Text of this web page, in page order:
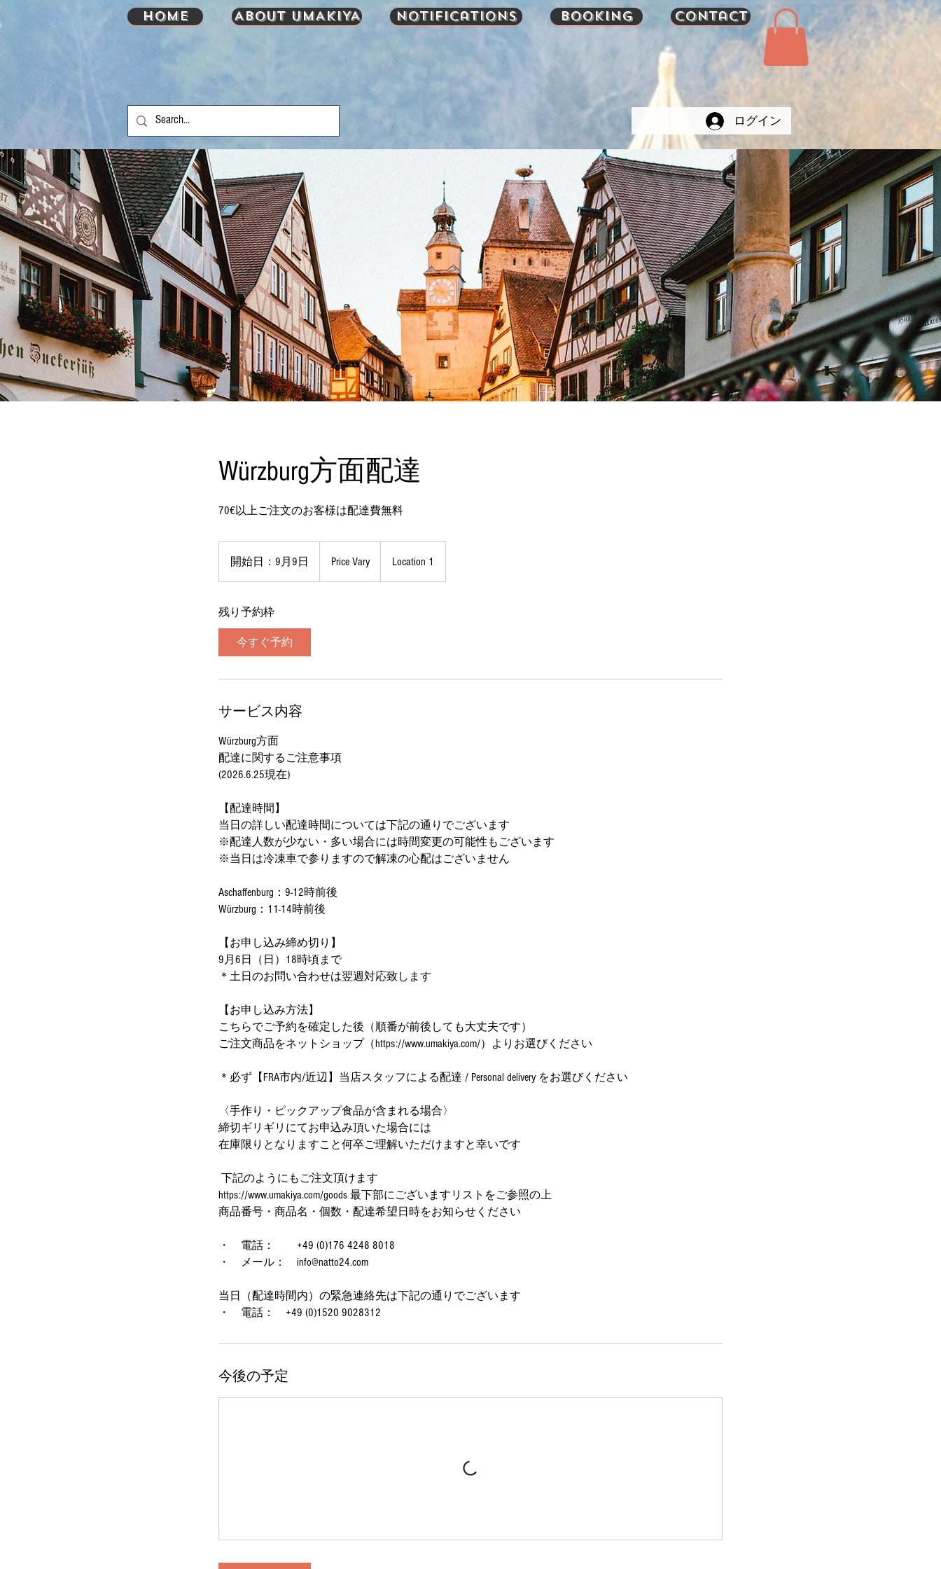
ログイン
Würzburg方面配達
70€以上ご注文のお客様は配達費無料
開始日：9月9日
始
9
日
Price Vary Location 1
残り予約枠
今すぐ予約
サービス内容
Würzburg方面
配達に関するご注意事項
(2026.6.25現在)
【配達時間】
当日の詳しい配達時間については下記の通りでございます
※配達人数が少ない・多い場合には時間変更の可能性もございます
※当日は冷凍車で参りますので解凍の心配はございません
Aschaffenburg：9-12時前後
Würzburg：11-14時前後
【お申し込み締め切り】
9月6日（日）18時頃まで
＊土日のお問い合わせは翌週対応致します
【お申し込み方法】
こちらでご予約を確定した後（順番が前後しても大丈夫です）
ご注文商品をネットショップ（https://www.umakiya.com/）よりお選びください
＊必ず【FRA市内/近辺】当店スタッフによる配達 / Personal delivery をお選びください
〈手作り・ピックアップ食品が含まれる場合〉
締切ギリギリにてお申込み頂いた場合には
在庫限りとなりますこと何卒ご理解いただけますと幸いです
下記のようにもご注文頂けます
https://www.umakiya.com/goods 最下部にございますリストをご参照の上
商品番号・商品名・個数・配達希望日時をお知らせください
・ 電話： +49 (0)176 4248 8018
・ メール： info@natto24.com
当日（配達時間内）の緊急連絡先は下記の通りでございます
・ 電話： +49 (0)1520 9028312
今後の予定
HOME About UMAKIYA Notifications Booking Contact